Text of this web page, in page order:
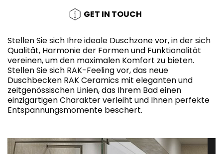
GET IN TOUCH
Stellen Sie sich Ihre ideale Duschzone vor, in der sich
Qualität, Harmonie der Formen und Funktionalität
vereinen, um den maximalen Komfort zu bieten.
Stellen Sie sich RAK-Feeling vor, das neue
Duschbecken RAK Ceramics mit eleganten und
zeitgenössischen Linien, das Ihrem Bad einen
einzigartigen Charakter verleiht und Ihnen perfekte
Entspannungsmomente beschert.